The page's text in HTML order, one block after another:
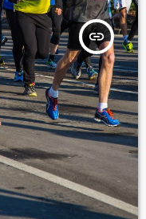
insert_link